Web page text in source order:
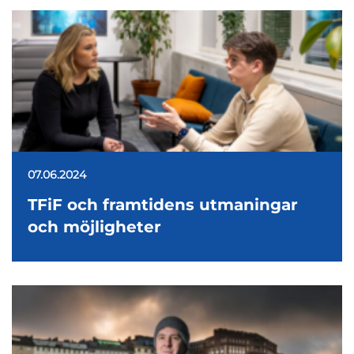
07.06.2024
TFiF och framtidens utmaningar
och möjligheter